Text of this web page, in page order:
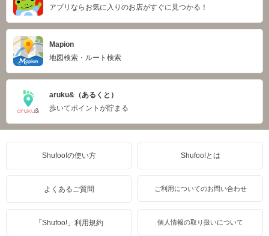
アプリならお気に入りのお店がすぐに見つかる！
Mapion
地図検索・ルート検索
aruku&（あるくと）
歩いてポイントが貯まる
Shufoo!の使い方 Shufoo!とは
よくあるご質問 ご利用についてのお問い合わせ
「Shufoo!」利用規約 個人情報の取り扱いについて